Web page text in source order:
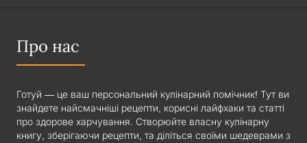
Про нас
Готуй — це ваш персональний кулінарний помічник! Тут ви
знайдете найсмачніші рецепти, корисні лайфхаки та статті
про здорове харчування. Створюйте власну кулінарну
книгу, зберігаючи рецепти, та діліться своїми шедеврами з